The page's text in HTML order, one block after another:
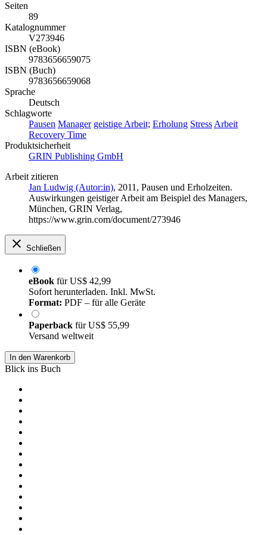
Seiten
89
Katalognummer
V273946
ISBN (eBook)
9783656659075
ISBN (Buch)
9783656659068
Sprache
Deutsch
Schlagworte
Pausen Manager geistige Arbeit; Erholung Stress Arbeit
Recovery Time
Produktsicherheit
GRIN Publishing GmbH
Arbeit zitieren
Jan Ludwig (Autor:in), 2011, Pausen und Erholzeiten.
Auswirkungen geistiger Arbeit am Beispiel des Managers,
München, GRIN Verlag,
https://www.grin.com/document/273946
Schließen
eBook fürUS$ 42,99
Sofort herunterladen. Inkl. MwSt.
Format: PDF – für alle Geräte
Paperback fürUS$ 55,99
Versand weltweit
In den Warenkorb
Blick ins Buch